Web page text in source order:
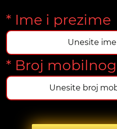
* Ime i prezime
* Broj